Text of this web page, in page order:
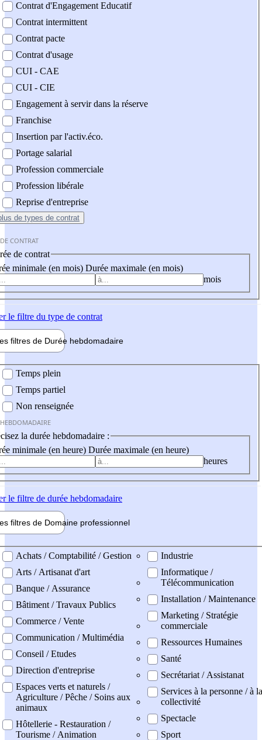
Contrat d'Engagement Educatif
Contrat intermittent
Contrat pacte
Contrat d'usage
CUI - CAE
CUI - CIE
Engagement à servir dans la réserve
Franchise
Insertion par l'activ.éco.
Portage salarial
Profession commerciale
Profession libérale
Reprise d'entreprise
de types de contrat
CONTRAT
de contrat
minimale (en mois) Durée maximale (en mois)
mois
le filtre du type de contrat
filtres de Durée hebdomadaire
Temps plein
Temps partiel
Non renseignée
la durée hebdomadaire :
minimale (en heure) Durée maximale (en heure)
heures
le filtre de durée hebdomadaire
filtres de Domaine professionnel
professionel
Achats / Comptabilité / Gestion
Arts / Artisanat d'art
Banque / Assurance
Bâtiment / Travaux Publics
Commerce / Vente
Communication / Multimédia
Conseil / Etudes
Direction d'entreprise
Espaces verts et naturels /
Agriculture / Pêche / Soins aux
animaux
Hôtellerie - Restauration /
Tourisme / Animation
Industrie
Informatique /
Télécommunication
Installation / Maintenance
Marketing / Stratégie
commerciale
Ressources Humaines
Santé
Secrétariat / Assistanat
Services à la personne / à la
collectivité
Spectacle
Sport